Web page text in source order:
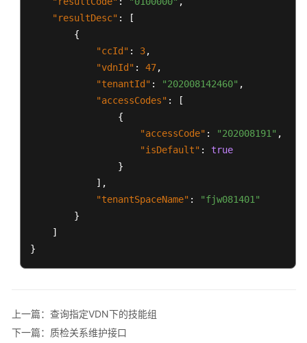
询
VDN
叫
依
"resultDesc" :
[
{
"ccId" : 3,
"vdnId" : 47,
"tenantId" : "202008142460" ,
"accessCodes" :
[
{
"accessCode" : "202008191" ,
"isDefault" :
true
}
] ,
"tenantSpaceName" :
"fjw081401"
}
]
}
上一篇：查询指定VDN下的技能组
下一篇：质检关系维护接口